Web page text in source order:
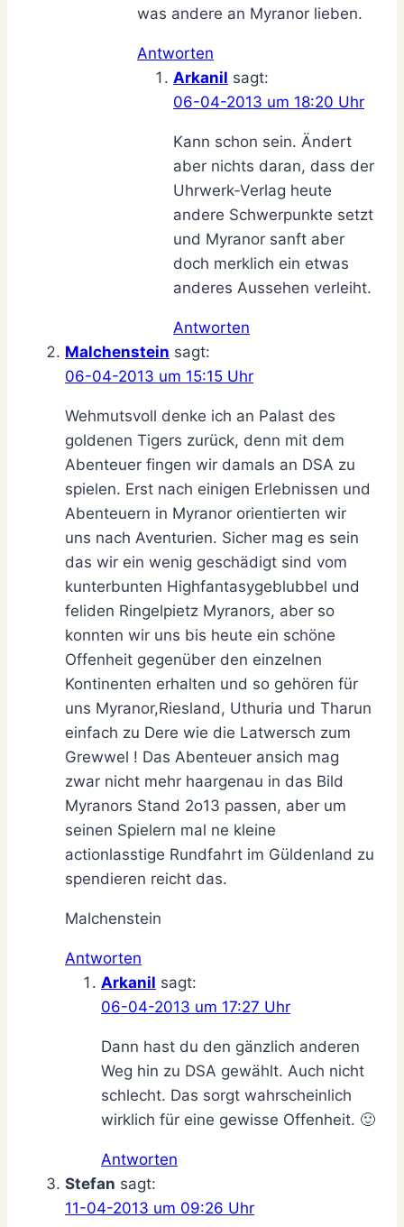
was andere an Myranor lieben.
Antworten
Arkanil sagt:
06-04-2013 um 18:20 Uhr
Kann schon sein. Ändert
aber nichts daran, dass der
Uhrwerk-Verlag heute
andere Schwerpunkte setzt
und Myranor sanft aber
doch merklich ein etwas
anderes Aussehen verleiht.
Antworten
Malchenstein sagt:
06-04-2013 um 15:15 Uhr
Wehmutsvoll denke ich an Palast des
goldenen Tigers zurück, denn mit dem
Abenteuer fingen wir damals an DSA zu
spielen. Erst nach einigen Erlebnissen und
Abenteuern in Myranor orientierten wir
uns nach Aventurien. Sicher mag es sein
das wir ein wenig geschädigt sind vom
kunterbunten Highfantasygeblubbel und
feliden Ringelpietz Myranors, aber so
konnten wir uns bis heute ein schöne
Offenheit gegenüber den einzelnen
Kontinenten erhalten und so gehören für
uns Myranor,Riesland, Uthuria und Tharun
einfach zu Dere wie die Latwersch zum
Grewwel ! Das Abenteuer ansich mag
zwar nicht mehr haargenau in das Bild
Myranors Stand 2o13 passen, aber um
seinen Spielern mal ne kleine
actionlasstige Rundfahrt im Güldenland zu
spendieren reicht das.
Malchenstein
Antworten
Arkanil sagt:
06-04-2013 um 17:27 Uhr
Dann hast du den gänzlich anderen
Weg hin zu DSA gewählt. Auch nicht
schlecht. Das sorgt wahrscheinlich
wirklich für eine gewisse Offenheit. 🙂
Antworten
Stefan sagt:
11-04-2013 um 09:26 Uhr